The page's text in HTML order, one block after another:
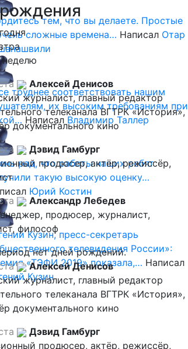
тем, что вы делаете. Простые
сложные времена… Написал Отар
труднее соответствовать нашим
их высоким требованиям при
Написал Владимир Таллер
рад, что работы наших ребят
такую высокую оценку…
Юрий Костин
Кузин, пресс-секретарь
телевидения России»:
«ТЭФИ 2019» показала,… Написал
Кузин
Алексей Денисов
журналист, главный редактор
телеканала ВГТРК «История»,
документального кино
Дэвид Гамбург
продюсер, актёр, режиссёр,
Александр Лебедев
продюсер, журналист,
философ
нет дней рождений.
Алексей Денисов
журналист, главный редактор
телеканала ВГТРК «История»,
документального кино
Дэвид Гамбург
продюсер, актёр, режиссёр,